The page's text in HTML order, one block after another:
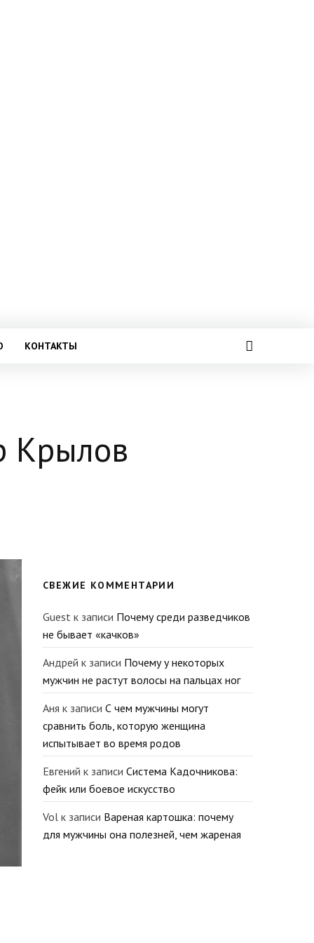
КОНТАКТЫ
Крылов
СВЕЖИЕ КОММЕНТАРИИ
Guest к записи Почему среди разведчиков
не бывает «качков»
Андрей к записи Почему у некоторых
мужчин не растут волосы на пальцах ног
Аня к записи С чем мужчины могут
сравнить боль, которую женщина
испытывает во время родов
Евгений к записи Система Кадочникова:
фейк или боевое искусство
Vol к записи Вареная картошка: почему
для мужчины она полезней, чем жареная